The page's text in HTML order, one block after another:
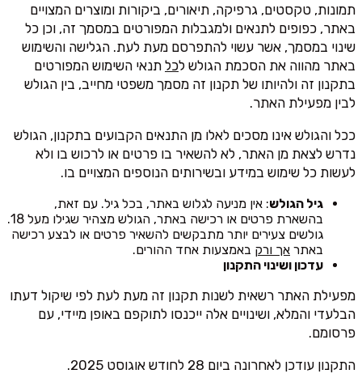
תמונות, טקסטים, גרפיקה, תיאורים, ביקורות ומוצרים המצויים
באתר, כפופים לתנאים ולמגבלות המפורטים במסמך זה, וכן כל
שינוי במסמך, אשר עשוי להתפרסם מעת לעת. הגלישה והשימוש
באתר מהווה את הסכמת הגולש לכל תנאי השימוש המפורטים
בתקנון זה ולהיותו של תקנון זה מסמך משפטי מחייב, בין הגולש
לבין מפעילת האתר.
ככל והגולש אינו מסכים לאלו מן התנאים הקבועים בתקנון, הגולש
נדרש לצאת מן האתר, לא להשאיר בו פרטים או לרכוש בו ולא
לעשות כל שימוש במידע ובשירותים הנוספים המצויים בו.
גיל הגולש: אין מניעה לגלוש באתר, בכל גיל. עם זאת,
בהשארת פרטים או רכישה באתר, הגולש מצהיר שגילו מעל 18.
גולשים צעירים יותר מתבקשים להשאיר פרטים או לבצע רכישה
באתר אך ורק באמצעות אחד ההורים.
עדכון ושינוי התקנון
מפעילת האתר רשאית לשנות תקנון זה מעת לעת לפי שיקול דעתו
הבלעדי והמלא, ושינויים אלה ייכנסו לתוקפם באופן מיידי, עם
פרסומם.
התקנון עודכן לאחרונה ביום 28 לחודש אוגוסט 2025.